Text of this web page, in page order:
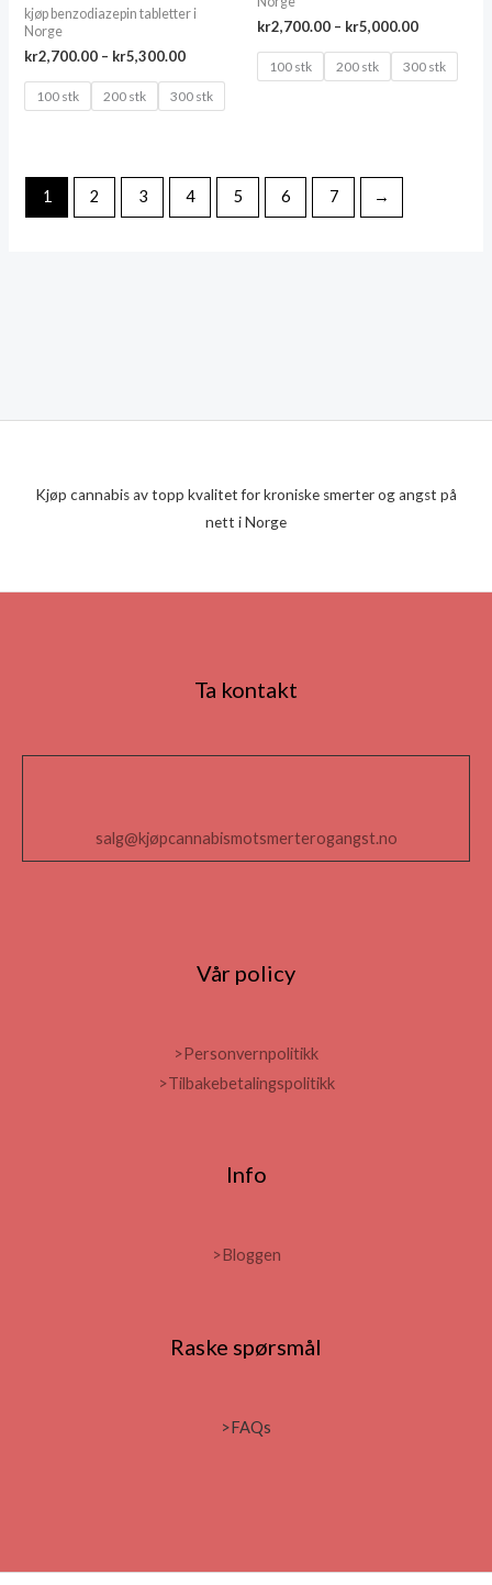
kjøp benzodiazepin tabletter i
Norge
kr2,700.00 – kr5,300.00Price
kr2,700.00
through
100 stk 200 stk 300 stk
kr2,700.00 – kr5,000.00Price
kr2,700.00
through
100 stk 200 stk 300 stk
1 2 3 4 5 6 7 →
Kjøp cannabis av topp kvalitet for kroniske smerter og angst på
nett i Norge
Ta kontakt
salg@kjøpcannabismotsmerterogangst.no
Vår policy
>Personvernpolitikk
>Tilbakebetalingspolitikk
Info
>Bloggen
Raske spørsmål
>FAQs